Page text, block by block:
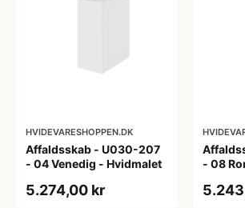
HVIDEVARESHOPPEN.DK
Affaldsskab - U030-207
- 04 Venedig - Hvidmalet
5.274,00 kr
- 08